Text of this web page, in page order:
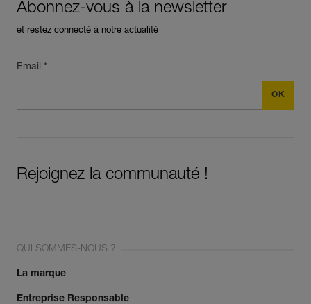
Abonnez-vous à la newsletter
et restez connecté à notre actualité
Email *
Rejoignez la communauté !
QUI SOMMES-NOUS ?
La marque
Entreprise Responsable